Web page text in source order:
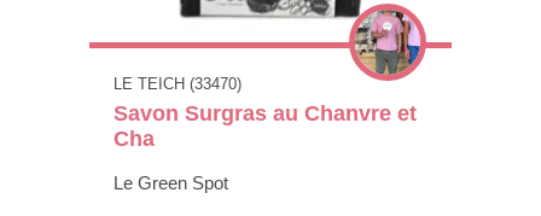
LE TEICH (33470)
Savon Surgras au Chanvre et
Cha
Le Green Spot